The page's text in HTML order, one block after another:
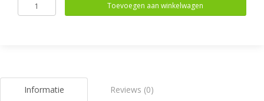
Toevoegen aan winkelwagen
Informatie Reviews (0)